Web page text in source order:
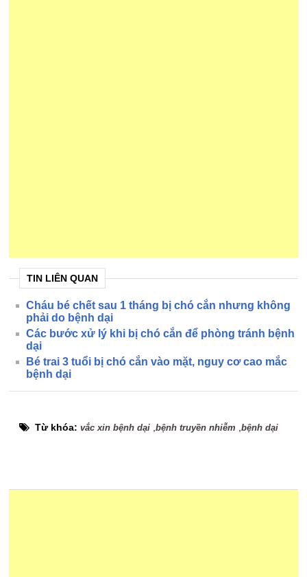
TIN LIÊN QUAN
Cháu bé chết sau 1 tháng bị chó cắn nhưng không
phải do bệnh dại
Các bước xử lý khi bị chó cắn để phòng tránh bệnh
dại
Bé trai 3 tuổi bị chó cắn vào mặt, nguy cơ cao mắc
bệnh dại
Từ khóa:vắc xin bệnh dại ,bệnh truyền nhiễm ,bệnh dại